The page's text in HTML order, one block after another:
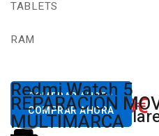
TABLETS
RAM
Desde80,00€
COMPRAR AHORA
Redmi Watch 5
Xiaomi
Desde650.00€
COMPRAR AHORA
REPARACIÓN
MULTIMARCA
Productos